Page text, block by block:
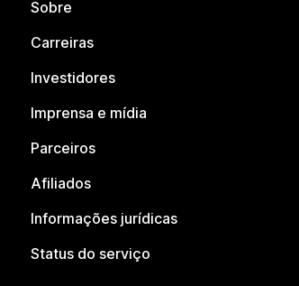
Sobre
Carreiras
Investidores
Imprensa e mídia
Parceiros
Afiliados
Informações jurídicas
Status do serviço